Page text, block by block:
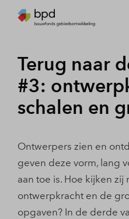
Terug naar
#3:
schalen en
Ontwerpers zien en
geven deze vorm, lang
aan toe is. Hoe kijken zij
ontwerpkracht en de
opgaven? In de derde